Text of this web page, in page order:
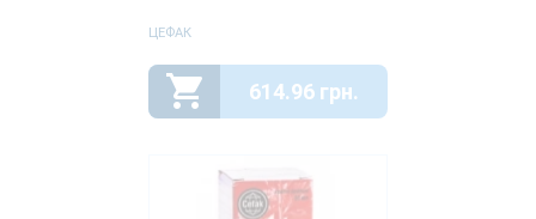
ЦЕФАК
614.96 грн.